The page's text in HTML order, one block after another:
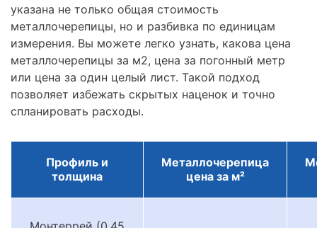
указана не только общая стоимость
металлочерепицы, но и разбивка по единицам
измерения. Вы можете легко узнать, какова цена
металлочерепицы за м2, цена за погонный метр
или цена за один целый лист. Такой подход
позволяет избежать скрытых наценок и точно
спланировать расходы.
Профиль и
толщина
Металлочерепица
цена за м²